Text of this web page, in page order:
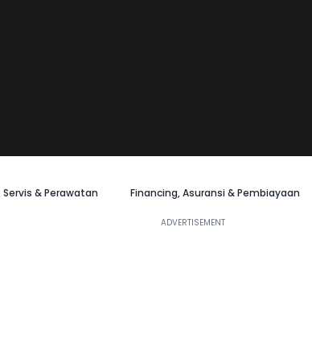
Servis & Perawatan Financing, Asuransi & Pembiayaan